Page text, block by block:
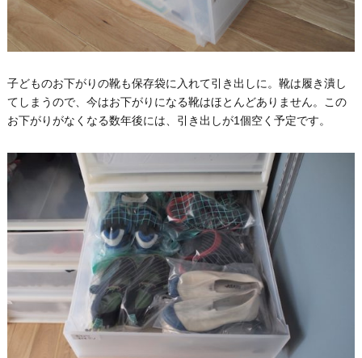
子どものお下がりの靴も保存袋に入れて引き出しに。靴は履き潰し
てしまうので、今はお下がりになる靴はほとんどありません。この
お下がりがなくなる数年後には、引き出しが1個空く予定です。